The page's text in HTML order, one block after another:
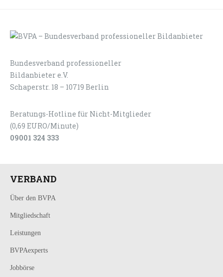
Bundesverband professioneller
Bildanbieter e.V.
Schaperstr. 18 – 10719 Berlin
Beratungs-Hotline für Nicht-Mitglieder
(0,69 EURO/Minute)
09001 324 333
VERBAND
Über den BVPA
Mitgliedschaft
Leistungen
BVPAexperts
Jobbörse